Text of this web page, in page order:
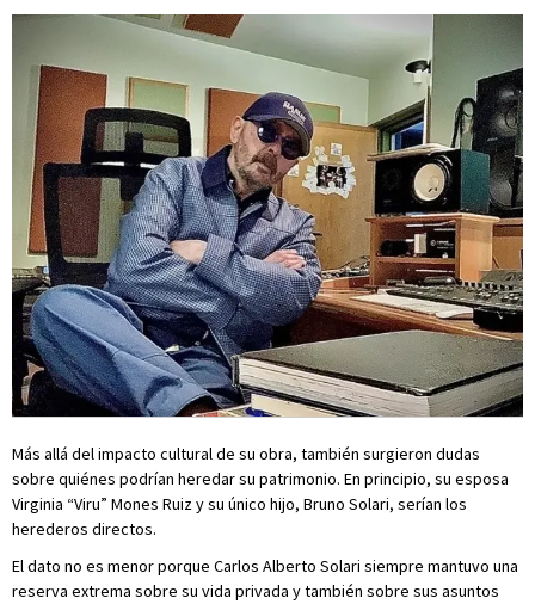
Más allá del impacto cultural de su obra, también surgieron dudas
sobre quiénes podrían heredar su patrimonio. En principio, su esposa
Virginia “Viru” Mones Ruiz y su único hijo, Bruno Solari, serían los
herederos directos.
El dato no es menor porque Carlos Alberto Solari siempre mantuvo una
reserva extrema sobre su vida privada y también sobre sus asuntos